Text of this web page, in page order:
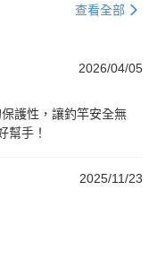
查看全部
2026/04/05
護性，讓釣竿安全無
幫手！
2025/11/23